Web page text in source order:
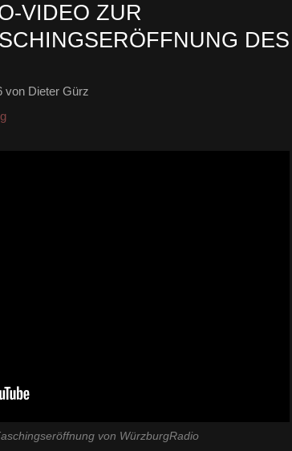
VIDEO ZUR
DES
von Dieter Gürz
von WürzburgRadio